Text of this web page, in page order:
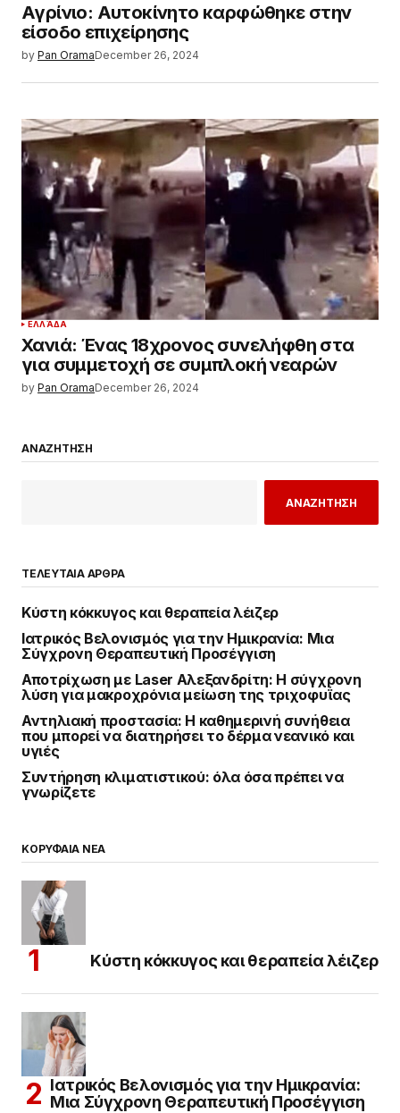
Αγρίνιο: Αυτοκίνητο καρφώθηκε στην
είσοδο επιχείρησης
by Pan OramaDecember 26, 2024
ΕΛΛΆΔΑ
Χανιά: Ένας 18χρονος συνελήφθη στα
για συμμετοχή σε συμπλοκή νεαρών
by Pan OramaDecember 26, 2024
ΑΝΑΖΗΤΗΣΗ
ΑΝΑΖΗΤΗΣΗ
ΤΕΛΕΥΤΑΙΑ ΑΡΘΡΑ
Κύστη κόκκυγος και θεραπεία λέιζερ
Ιατρικός Βελονισμός για την Ημικρανία: Μια
Σύγχρονη Θεραπευτική Προσέγγιση
Αποτρίχωση με Laser Αλεξανδρίτη: Η σύγχρονη
λύση για μακροχρόνια μείωση της τριχοφυΐας
Αντηλιακή προστασία: Η καθημερινή συνήθεια
που μπορεί να διατηρήσει το δέρμα νεανικό και
υγιές
Συντήρηση κλιματιστικού: όλα όσα πρέπει να
γνωρίζετε
ΚΟΡΥΦΑΙΑ ΝΕΑ
Κύστη κόκκυγος και θεραπεία λέιζερ
Ιατρικός Βελονισμός για την Ημικρανία:
Μια Σύγχρονη Θεραπευτική Προσέγγιση